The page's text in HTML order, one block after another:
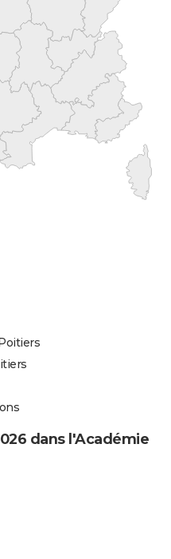
dans l'Académie